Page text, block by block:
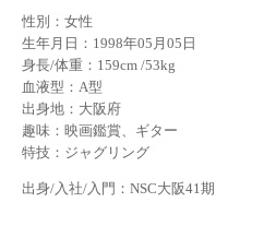
性別：女性
生年月日：1998年05月05日
身長/体重：159cm /53kg
血液型：A型
出身地：大阪府
趣味：映画鑑賞、ギター
特技：ジャグリング
出身/入社/入門：NSC大阪41期